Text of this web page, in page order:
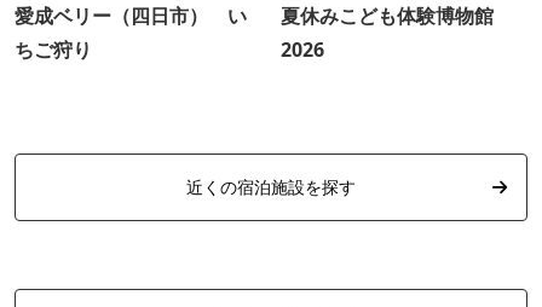
愛成ベリー（四日市） い
ちご狩り
夏休みこども体験博物館
2026
近くの宿泊施設を探す